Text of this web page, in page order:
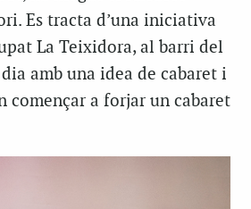
Es tracta d’una iniciativa
La Teixidora, al barri del
amb una idea de cabaret i
començar a forjar un cabaret